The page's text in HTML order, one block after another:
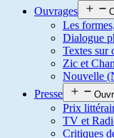
Ouvrages
Les
Dialogue
Textes sur
Zic et
Nouvelle
Presse
Prix
TV et
Critiques